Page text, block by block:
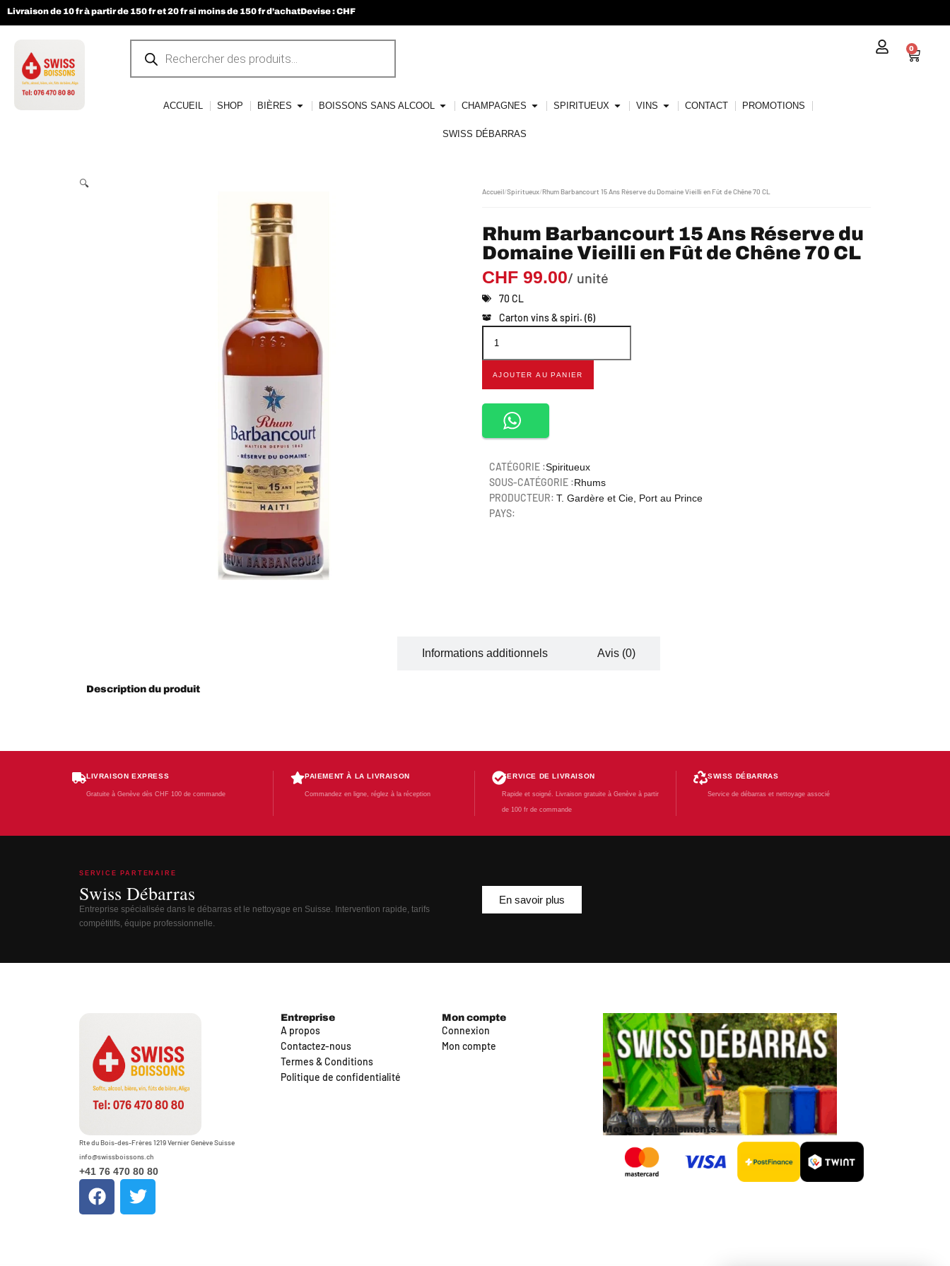
Livraison de 10 fr à partir de 150 fr et 20 fr si moins de 150 fr d’achatDevise : CHF
ACCUEIL SHOP BIÈRES BOISSONS SANS ALCOOL CHAMPAGNES SPIRITUEUX VINS CONTACT PROMOTIONS
SWISS DÉBARRAS
0
🔍
Accueil/Spiritueux/Rhum Barbancourt 15 Ans Réserve du Domaine Vieilli en Fût de Chêne 70 CL
Rhum Barbancourt 15 Ans Réserve du
Domaine Vieilli en Fût de Chêne 70 CL
CHF 99.00/ unité
70 CL
Carton vins & spiri. (6)
AJOUTER AU PANIER
CATÉGORIE :Spiritueux
SOUS-CATÉGORIE :Rhums
PRODUCTEUR: T. Gardère et Cie, Port au Prince
PAYS:
Informations additionnels Avis (0)
Description du produit
LIVRAISON EXPRESS
Gratuite à Genève dès CHF 100 de commande
PAIEMENT À LA LIVRAISON
Commandez en ligne, réglez à la réception
SERVICE DE LIVRAISON
Rapide et soigné. Livraison gratuite à Genève à partir
de 100 fr de commande
SWISS DÉBARRAS
Service de débarras et nettoyage associé
SERVICE PARTENAIRE
Swiss Débarras
Entreprise spécialisée dans le débarras et le nettoyage en Suisse. Intervention rapide, tarifs
compétitifs, équipe professionnelle.
En savoir plus
Rte du Bois-des-Frères 1219 Vernier Genève Suisse
info@swissboissons.ch
+41 76 470 80 80
Entreprise
A propos
Contactez-nous
Termes & Conditions
Politique de confidentialité
Mon compte
Connexion
Mon compte
Moyens de paiements